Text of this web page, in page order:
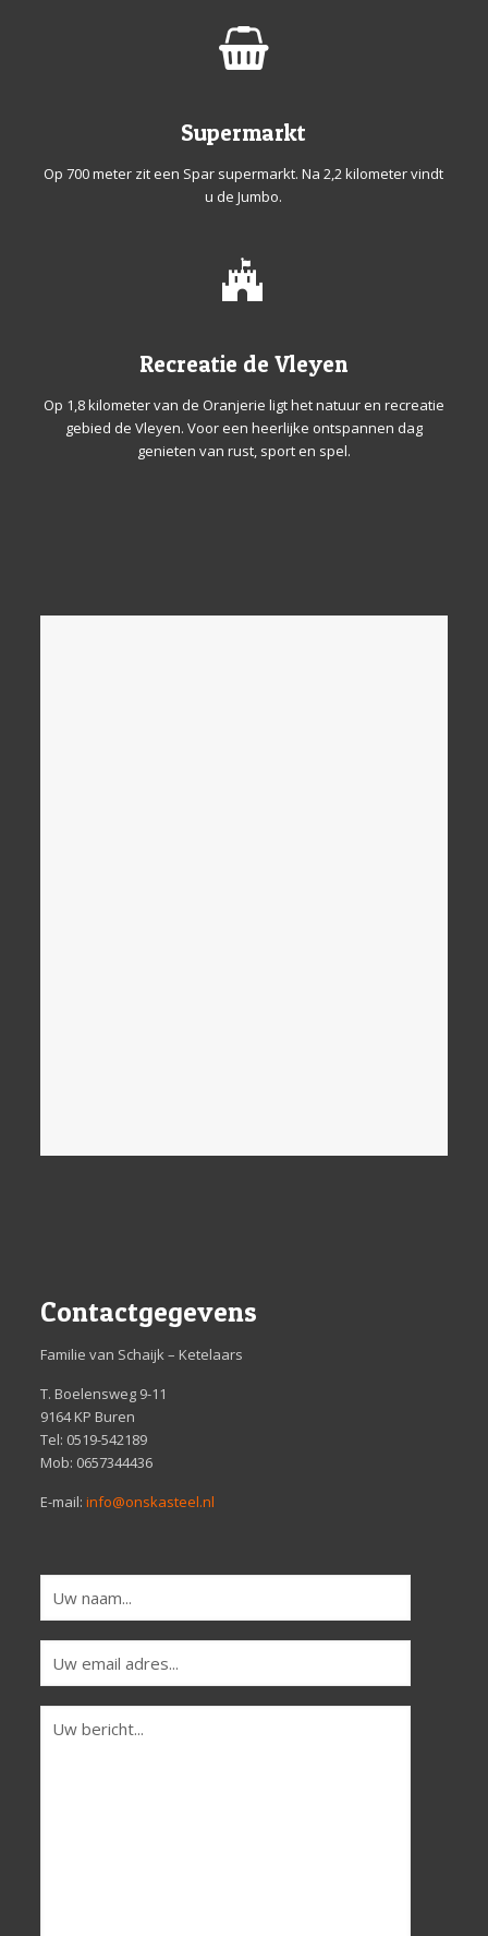
Supermarkt
Op 700 meter zit een Spar supermarkt. Na 2,2 kilometer vindt
u de Jumbo.
Recreatie de Vleyen
Op 1,8 kilometer van de Oranjerie ligt het natuur en recreatie
gebied de Vleyen. Voor een heerlijke ontspannen dag
genieten van rust, sport en spel.
Contactgegevens
Familie van Schaijk – Ketelaars
T. Boelensweg 9-11
9164 KP Buren
Tel: 0519-542189
Mob: 0657344436
E-mail: info@onskasteel.nl